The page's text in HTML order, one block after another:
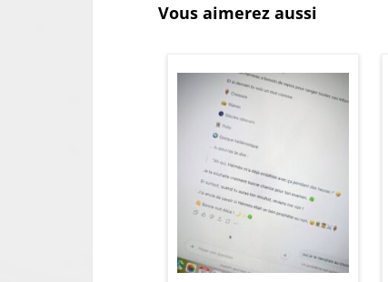
Vous aimerez aussi